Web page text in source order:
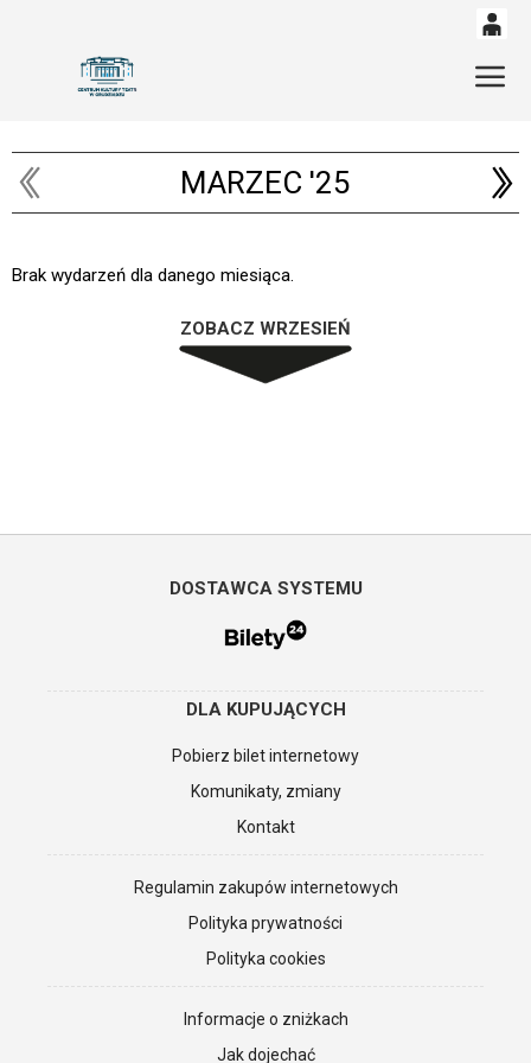
14 54
MARZEC '25
Brak wydarzeń dla danego miesiąca.
ZOBACZ WRZESIEŃ
DOSTAWCA SYSTEMU
DLA KUPUJĄCYCH
Pobierz bilet internetowy
Komunikaty, zmiany
Kontakt
Regulamin zakupów internetowych
Polityka prywatności
Polityka cookies
Informacje o zniżkach
Jak dojechać